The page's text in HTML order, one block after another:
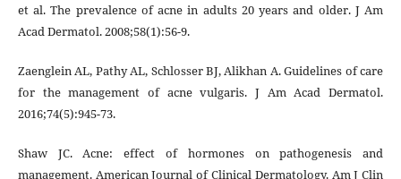
et al. The prevalence of acne in adults 20 years and older. J Am
Acad Dermatol. 2008;58(1):56-9.
Zaenglein AL, Pathy AL, Schlosser BJ, Alikhan A. Guidelines of care
for the management of acne vulgaris. J Am Acad Dermatol.
2016;74(5):945-73.
Shaw JC. Acne: effect of hormones on pathogenesis and
management. American Journal of Clinical Dermatology. Am J Clin